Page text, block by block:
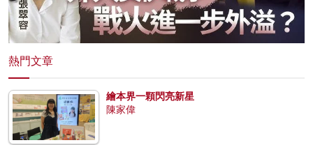
熱門文章
繪本界一顆閃亮新星
陳家偉